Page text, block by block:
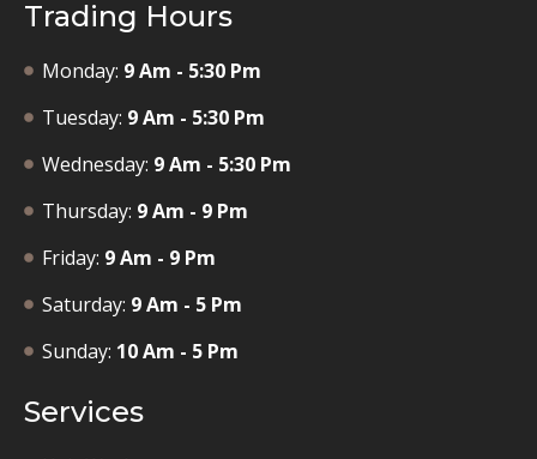
Trading Hours
Monday: 9 Am - 5:30 Pm
Tuesday: 9 Am - 5:30 Pm
Wednesday: 9 Am - 5:30 Pm
Thursday: 9 Am - 9 Pm
Friday: 9 Am - 9 Pm
Saturday: 9 Am - 5 Pm
Sunday: 10 Am - 5 Pm
Services